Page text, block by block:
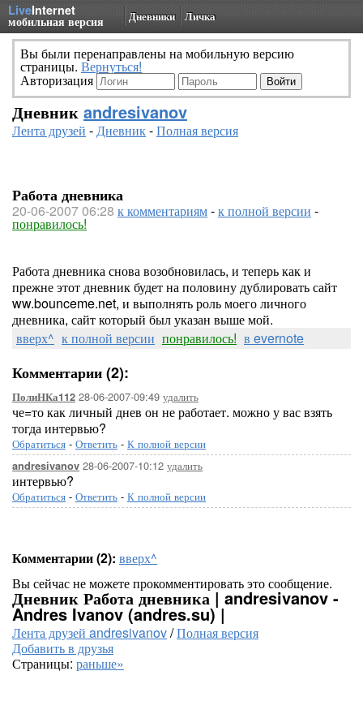
LiveInternet
мобильная версия Дневники Личка
Вы были перенаправлены на мобильную версию
страницы. Вернуться!
Авторизация
Дневник andresivanov
Лента друзей -Дневник-Полная версия
Работа дневника
20-06-2007 06:28 к комментариям-к полной версии -
понравилось!
Работа дневника снова возобновилась, и теперь как и
прежне этот дневник будет на половину дублировать сайт
ww.bounceme.net, и выполнять роль моего личного
дневника, сайт который был указан выше мой.
вверх^ к полной версии понравилось! в evernote
Комментарии (2):
ПолиНКа112 28-06-2007-09:49 удалить
че=то как личный днев он не работает. можно у вас взять
тогда интервью?
Обратиться - Ответить - К полной версии
andresivanov 28-06-2007-10:12 удалить
интервью?
Обратиться - Ответить - К полной версии
Комментарии (2): вверх^
Вы сейчас не можете прокомментировать это сообщение.
Дневник Работа дневника | andresivanov -
Andres Ivanov (andres.su) |
Лента друзей andresivanov/Полная версия
Добавить в друзья
Страницы: раньше»